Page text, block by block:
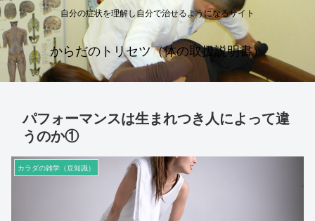
自分の症状を理解し自分で治せるようになるサイト
からだのトリセツ（体の取扱説明書）
パフォーマンスは生まれつき人によって違
うのか①
カラダの雑学（豆知識）